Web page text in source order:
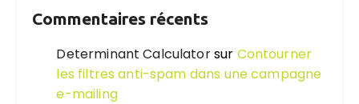
Commentaires récents
Determinant Calculatorsur Contourner
les filtres anti-spam dans une campagne
e-mailing